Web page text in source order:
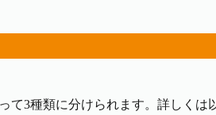
3種類に分けられます。詳しくは